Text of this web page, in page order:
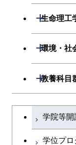
専
数
開
専
生命理工
開閉
生
開
環境・社
開閉
建
開
開
教養科目
開閉
文
英
大学院課程を切り替
学院等開
学位プ